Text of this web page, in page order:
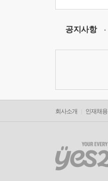
공지사항
회사소개 인재채용